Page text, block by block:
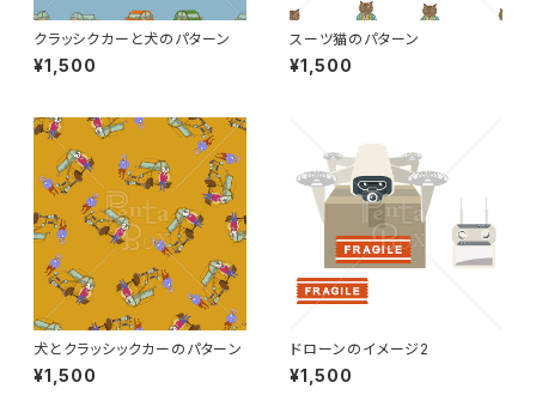
クラッシクカーと犬のパターン
¥1,500
スーツ猫のパターン
¥1,500
犬とクラッシックカーのパターン
¥1,500
ドローンのイメージ2
¥1,500